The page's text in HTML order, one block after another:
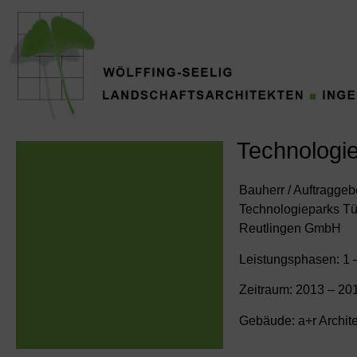
Bauherr /
Technologieparks
Reutlingen GmbH
Leistungsphasen: 1
Zeitraum: 2013 –
Gebäude: a+r